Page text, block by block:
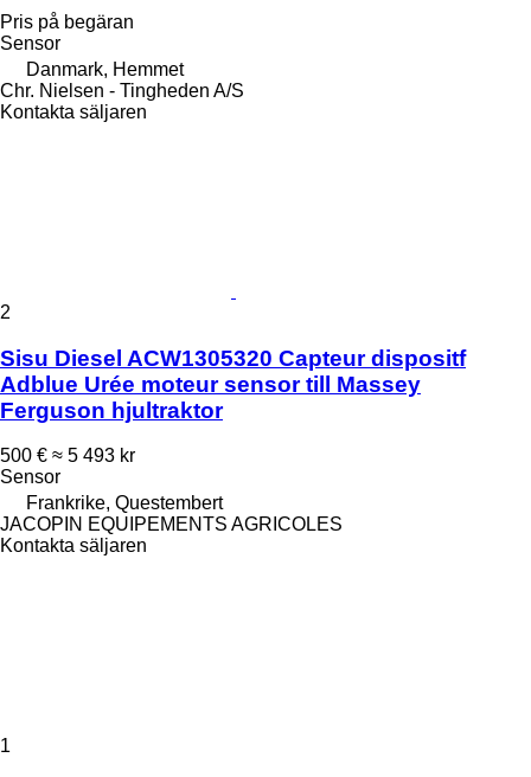
Pris på begäran
Sensor
Danmark, Hemmet
Chr. Nielsen - Tingheden A/S
Kontakta säljaren
2
Sisu Diesel ACW1305320 Capteur dispositf
Adblue Urée moteur sensor till Massey
Ferguson hjultraktor
500 € ≈ 5 493 kr
Sensor
Frankrike, Questembert
JACOPIN EQUIPEMENTS AGRICOLES
Kontakta säljaren
1